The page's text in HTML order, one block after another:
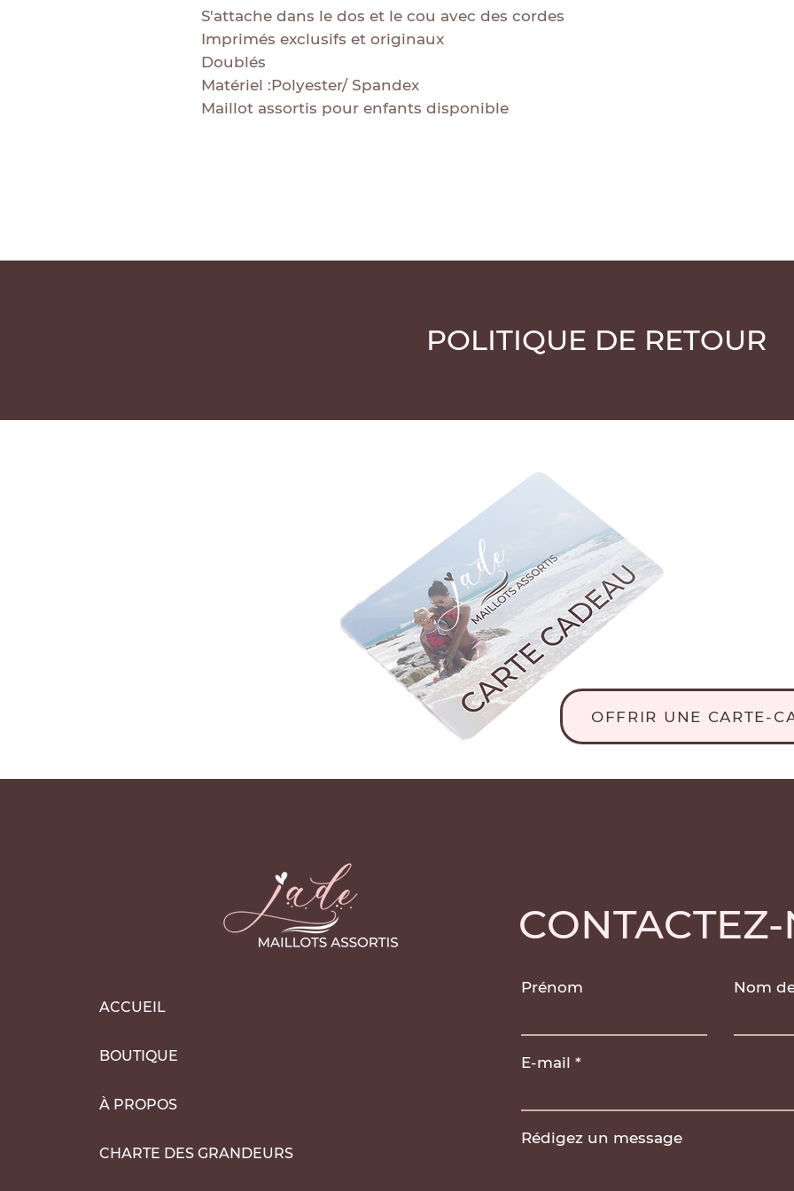
S'attache dans le dos et le cou avec des cordes
Imprimés exclusifs et originaux
Doublés
Matériel :Polyester/ Spandex
Maillot assortis pour enfants disponible
POLITIQUE DE RETOUR
OFFRIR UNE CARTE-
ACCUEIL
BOUTIQUE
À PROPOS
CHARTE DES GRANDEURS
Prénom Nom
E-mail
Rédigez un message